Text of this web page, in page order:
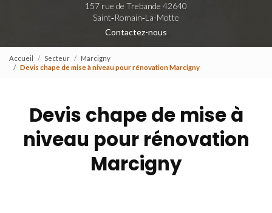
157 rue de Trebande 42640
Saint‑Romain‑La-Motte
Contactez-nous
Accueil Secteur
Marcigny
Devis chape de mise à niveau pour rénovation Marcigny
Devis chape de mise à
niveau pour rénovation
Marcigny